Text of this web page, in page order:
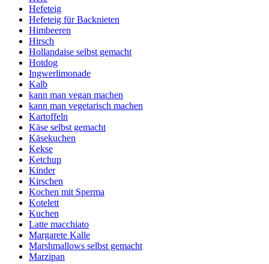
Hefeteig
Hefeteig für Backnieten
Himbeeren
Hirsch
Hollandaise selbst gemacht
Hotdog
Ingwerlimonade
Kalb
kann man vegan machen
kann man vegetarisch machen
Kartoffeln
Käse selbst gemacht
Käsekuchen
Kekse
Ketchup
Kinder
Kirschen
Kochen mit Sperma
Kotelett
Kuchen
Latte macchiato
Margarete Kalle
Marshmallows selbst gemacht
Marzipan